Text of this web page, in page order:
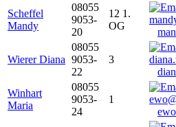
Scheffel
Mandy
08055
9053-
20
12 1.
OG
Wierer Diana
08055
9053-
22
3
Winhart
Maria
08055
9053-
24
1